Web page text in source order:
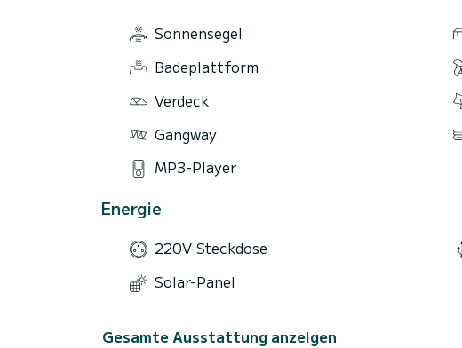
Sonnensegel
Badeplattform
Verdeck
Gangway
MP3-Player
Energie
220V-Steckdose
Solar-Panel
Gesamte Ausstattung anzeigen